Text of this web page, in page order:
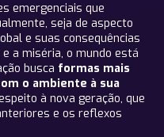
emergenciais que
seja de aspecto
e suas consequências
a miséria, o mundo está
busca formas mais
o ambiente à sua
à nova geração, que
e os reflexos